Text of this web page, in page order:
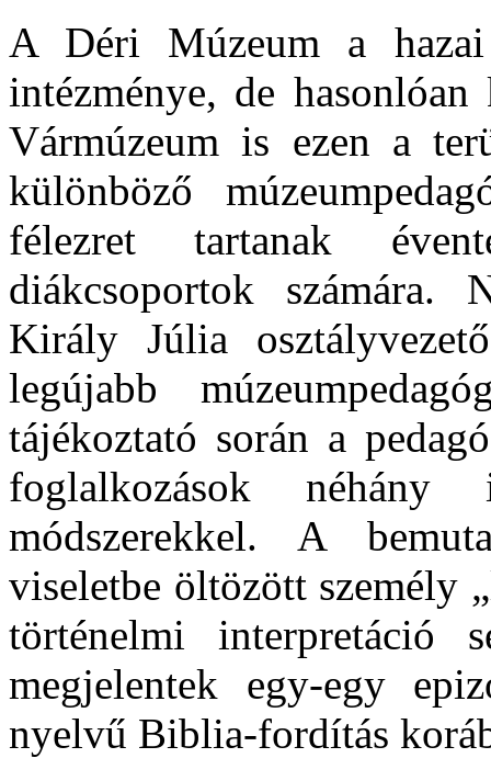
A Déri Múzeum a hazai
intézménye, de
Vármúzeum is ezen a
különböző
félezret tartanak
diákcsoportok számára.
Király Júlia
legújabb
tájékoztató során a
foglalkozások
módszerekkel. A
viseletbe öltözött személy
történelmi interpretáció
megjelentek egy-egy
nyelvű Biblia-fordítás